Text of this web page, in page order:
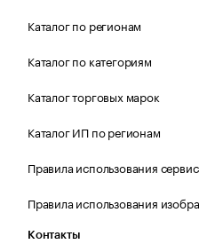
Каталог по регионам
Каталог по категориям
Каталог торговых марок
Каталог ИП по регионам
Правила использования
Правила использования
Контакты